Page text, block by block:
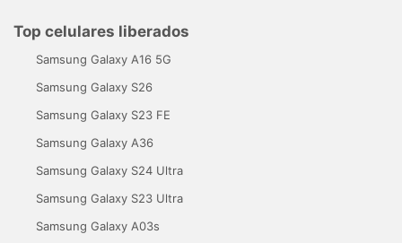
Top celulares liberados
Samsung Galaxy A16 5G
Samsung Galaxy S26
Samsung Galaxy S23 FE
Samsung Galaxy A36
Samsung Galaxy S24 Ultra
Samsung Galaxy S23 Ultra
Samsung Galaxy A03s